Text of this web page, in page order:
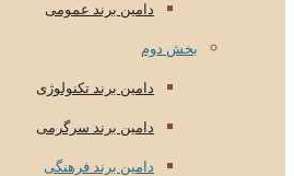
دامین برند عمومی
بخش دوم
دامین برند تکنولوژی
دامین برند سرگرمی
دامین برند فرهنگی